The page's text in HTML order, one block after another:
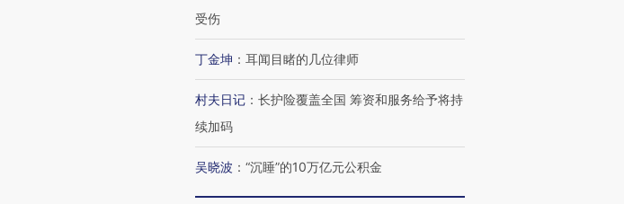
受伤
丁金坤 ： 耳闻目睹的几位律师
村夫日记 ： 长护险覆盖全国 筹资和服务给予将持
续加码
吴晓波 ： “沉睡”的10万亿元公积金